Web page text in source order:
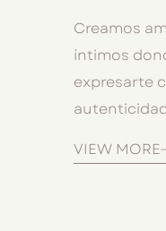
Creamos
íntimos
expresarte
VIEW MORE